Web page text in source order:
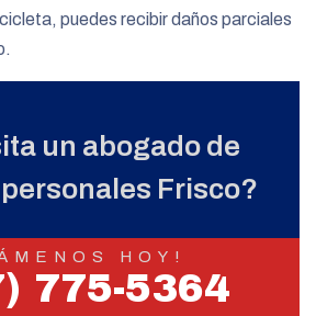
puedes recibir daños parciales
un abogado de
Frisco?
HOY!
775-5364